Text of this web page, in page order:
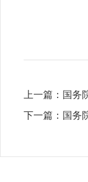
上一篇： 国务
下一篇： 国务